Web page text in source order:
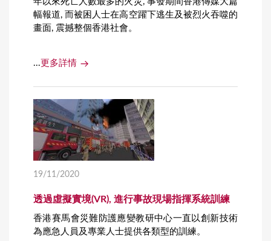
幅報道, 而被困人士在高空躍下逃生及被烈火吞噬的
畫面, 震撼整個香港社會。
... 更多詳情
19/11/2020
透過虛擬實境(VR), 進行事故現場指揮系統訓練
香港賽馬會災難防護應變教研中心一直以創新技術
為應急人員及專業人士提供各類型的訓練。